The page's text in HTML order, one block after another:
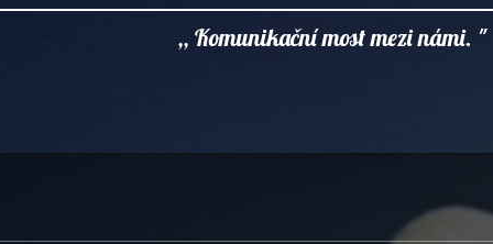
,, Komunikační most mezi námi. "